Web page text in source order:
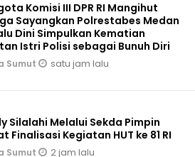
Komisi III DPR RI Mangihut
Sayangkan Polrestabes Medan
Dini Simpulkan Kematian
Istri Polisi sebagai Bunuh Diri
Sumut satu jam lalu
Silalahi Melalui Sekda Pimpin
Finalisasi Kegiatan HUT ke 81 RI
Sumut 2 jam lalu